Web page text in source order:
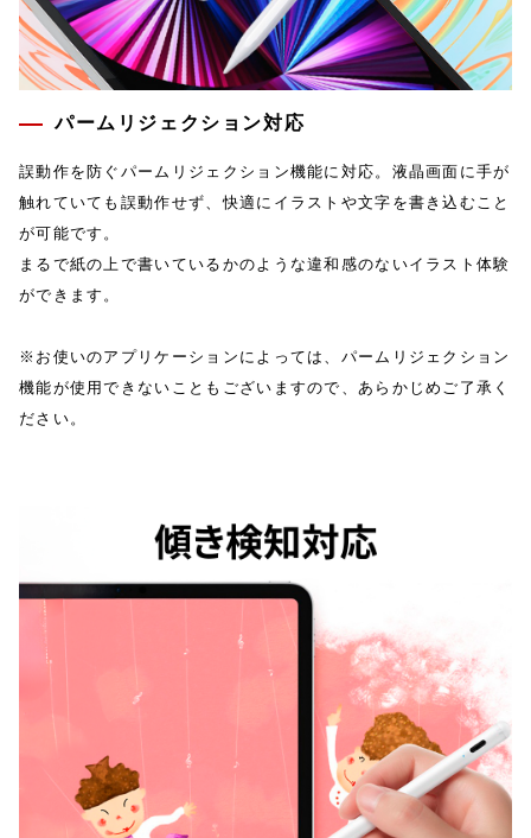
パームリジェクション対応
誤動作を防ぐパームリジェクション機能に対応。液晶画面に手が
触れていても誤動作せず、快適にイラストや文字を書き込むこと
が可能です。
まるで紙の上で書いているかのような違和感のないイラスト体験
ができます。
※お使いのアプリケーションによっては、パームリジェクション
機能が使用できないこともございますので、あらかじめご了承く
ださい。